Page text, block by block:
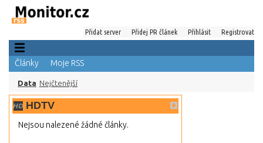
Přidat server Přidej PR článek Přihlásit Registrovat
Články Moje RSS
Data Nejčtenější
HDTV
Nejsou nalezené žádné články.